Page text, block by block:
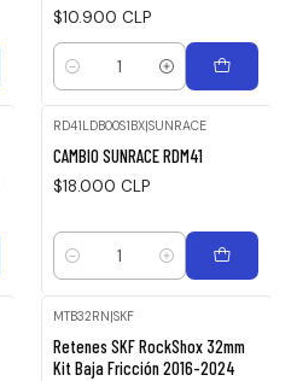
$10.900 CLP
Cantidad
RD41LDB00S1BX SUNRACE
CAMBIO SUNRACE RDM41
$18.000 CLP
Cantidad
-11%
OFF
MTB32RN|SKF
Retenes SKF RockShox 32mm
Kit Baja Fricción 2016-2024